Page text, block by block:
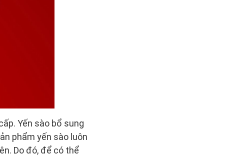
Yến sào bổ sung
phẩm yến sào luôn
Do đó, để có thể